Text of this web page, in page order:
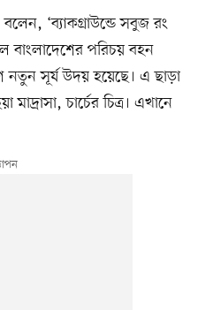
‘ব্যাকগ্রাউন্ডে সবুজ রং
বাংলাদেশের পরিচয় বহন
নতুন সূর্য উদয় হয়েছে। এ ছাড়া
চার্চের চিত্র। এখানে